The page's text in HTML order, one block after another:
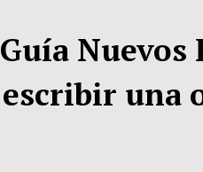
Guía
escribir una